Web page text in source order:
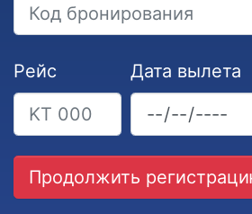
Рейс Дата вылета